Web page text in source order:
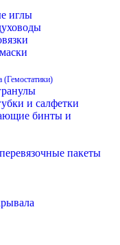
иглы
(Гемостатики)
и салфетки
бинты и
пакеты